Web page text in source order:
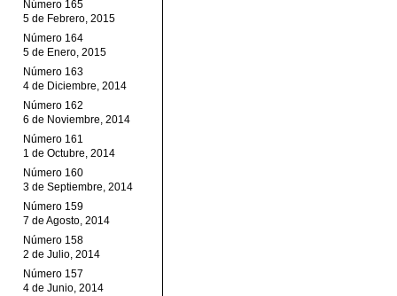
Número 165
5 de Febrero, 2015
Número 164
5 de Enero, 2015
Número 163
4 de Diciembre, 2014
Número 162
6 de Noviembre, 2014
Número 161
1 de Octubre, 2014
Número 160
3 de Septiembre, 2014
Número 159
7 de Agosto, 2014
Número 158
2 de Julio, 2014
Número 157
4 de Junio, 2014